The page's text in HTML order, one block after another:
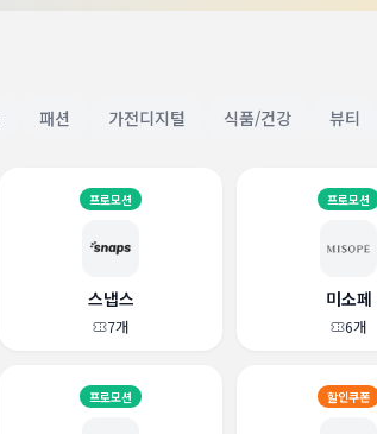
패션 가전디지털 식품/건강 뷰티
프로모션
스냅스
7개
프로모션
미소페
6개
프로모션 할인쿠폰